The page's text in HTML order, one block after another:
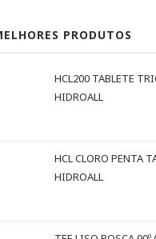
PRODUTOS
HCL200 TABLETE
HIDROALL
HCL CLORO PENTA
HIDROALL